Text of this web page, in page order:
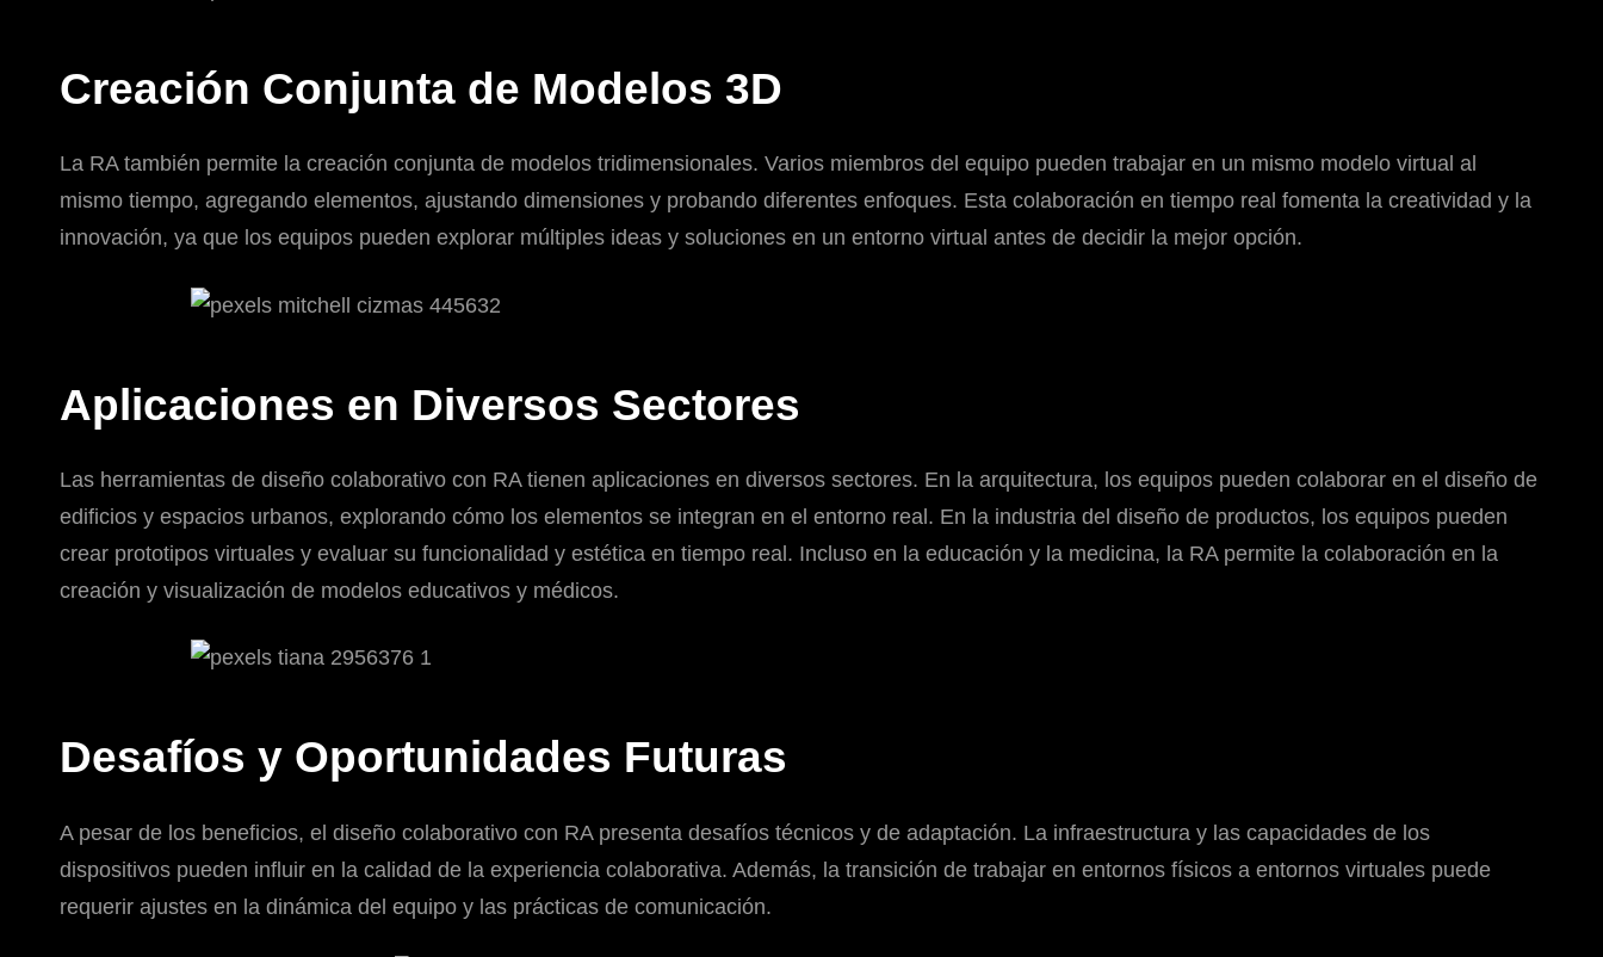
Creación Conjunta de Modelos 3D
La RA también permite la creación conjunta de modelos tridimensionales. Varios miembros del equipo pueden trabajar en un mismo modelo virtual al
mismo tiempo, agregando elementos, ajustando dimensiones y probando diferentes enfoques. Esta colaboración en tiempo real fomenta la creatividad y la
innovación, ya que los equipos pueden explorar múltiples ideas y soluciones en un entorno virtual antes de decidir la mejor opción.
Aplicaciones en Diversos Sectores
Las herramientas de diseño colaborativo con RA tienen aplicaciones en diversos sectores. En la arquitectura, los equipos pueden colaborar en el diseño de
edificios y espacios urbanos, explorando cómo los elementos se integran en el entorno real. En la industria del diseño de productos, los equipos pueden
crear prototipos virtuales y evaluar su funcionalidad y estética en tiempo real. Incluso en la educación y la medicina, la RA permite la colaboración en la
creación y visualización de modelos educativos y médicos.
Desafíos y Oportunidades Futuras
A pesar de los beneficios, el diseño colaborativo con RA presenta desafíos técnicos y de adaptación. La infraestructura y las capacidades de los
dispositivos pueden influir en la calidad de la experiencia colaborativa. Además, la transición de trabajar en entornos físicos a entornos virtuales puede
requerir ajustes en la dinámica del equipo y las prácticas de comunicación.